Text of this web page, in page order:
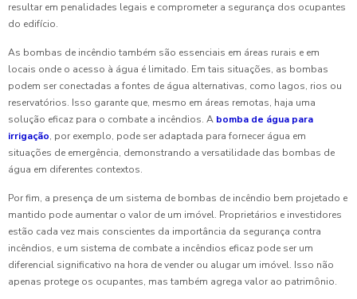
resultar em penalidades legais e comprometer a segurança dos ocupantes
do edifício.
As bombas de incêndio também são essenciais em áreas rurais e em
locais onde o acesso à água é limitado. Em tais situações, as bombas
podem ser conectadas a fontes de água alternativas, como lagos, rios ou
reservatórios. Isso garante que, mesmo em áreas remotas, haja uma
solução eficaz para o combate a incêndios. A bomba de água para
irrigação, por exemplo, pode ser adaptada para fornecer água em
situações de emergência, demonstrando a versatilidade das bombas de
água em diferentes contextos.
Por fim, a presença de um sistema de bombas de incêndio bem projetado e
mantido pode aumentar o valor de um imóvel. Proprietários e investidores
estão cada vez mais conscientes da importância da segurança contra
incêndios, e um sistema de combate a incêndios eficaz pode ser um
diferencial significativo na hora de vender ou alugar um imóvel. Isso não
apenas protege os ocupantes, mas também agrega valor ao patrimônio.